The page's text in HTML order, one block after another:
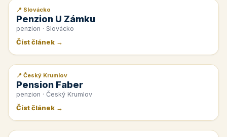
📰 PR článek
📍 Slovácko
Penzion U Zámku
penzion · Slovácko
Číst článek →
📰 PR článek
📍 Český Krumlov
Pension Faber
penzion · Český Krumlov
Číst článek →